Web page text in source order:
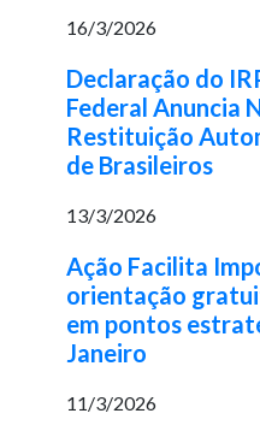
16/3/2026
Declaração do
Federal Anuncia
Restituição
de Brasileiros
13/3/2026
Ação Facilita
orientação
em pontos
Janeiro
11/3/2026